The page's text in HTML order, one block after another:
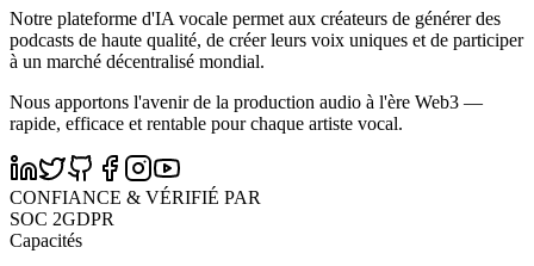
Notre plateforme d'IA vocale permet aux créateurs de générer des
podcasts de haute qualité, de créer leurs voix uniques et de participer
à un marché décentralisé mondial.
Nous apportons l'avenir de la production audio à l'ère Web3 —
rapide, efficace et rentable pour chaque artiste vocal.
CONFIANCE & VÉRIFIÉ PAR
SOC 2GDPR
Capacités